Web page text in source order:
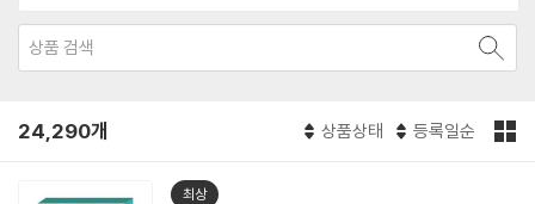
24,290개 상품상태 등록일순
최상